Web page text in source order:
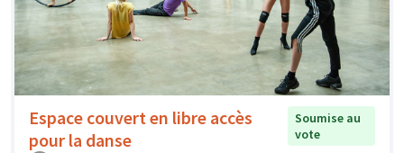
Espace couvert en libre accès
pour la danse
Soumise au
vote